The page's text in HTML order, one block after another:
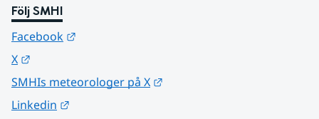
Följ SMHI
Facebook
X
SMHIs meteorologer på X
Linkedin